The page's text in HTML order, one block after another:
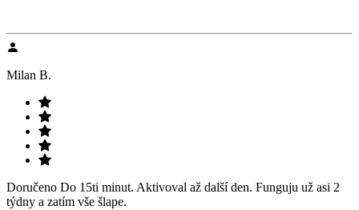
Milan B.
Doručeno Do 15ti minut. Aktivoval až další den. Funguju už asi 2
týdny a zatím vše šlape.